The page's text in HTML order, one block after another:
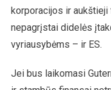
korporacijos ir aukštieji
nepagrįstai didelės
vyriausybėms – ir ES.
Jei bus laikomasi